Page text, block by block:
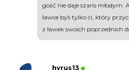
gość nie daje szans młodym.
ławce byli tylko ci, który
z ławek swoich poprzednich
hyrus13